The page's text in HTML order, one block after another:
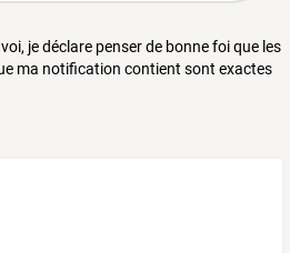
je déclare penser de bonne foi que les
ma notification contient sont exactes